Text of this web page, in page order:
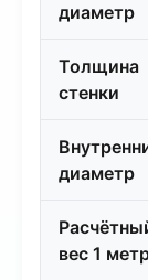
диаметр
Толщина
стенки
диаметр
вес 1